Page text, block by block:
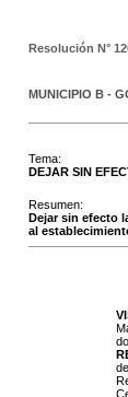
Resolución N°
MUNICIPIO B -
Tema:
DEJAR SIN
Resumen:
Dejar sin efecto
al